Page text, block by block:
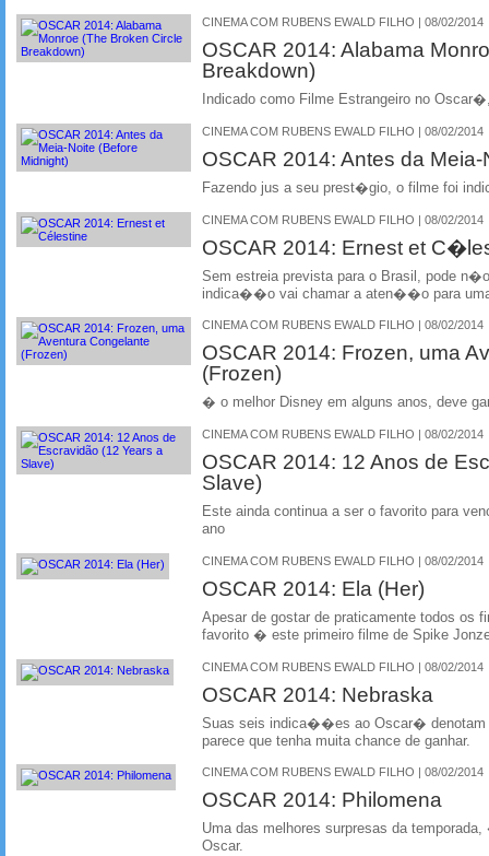
CINEMA COM RUBENS EWALD FILHO | 08/02/2014
OSCAR 2014: Alabama
Breakdown)
Indicado como Filme Estrangeiro no
CINEMA COM RUBENS EWALD FILHO | 08/02/2014
OSCAR 2014: Antes da
Fazendo jus a seu prest�gio, o filme foi
CINEMA COM RUBENS EWALD FILHO | 08/02/2014
OSCAR 2014: Ernest et
Sem estreia prevista para o Brasil, pode
indica��o vai chamar a aten��o para
CINEMA COM RUBENS EWALD FILHO | 08/02/2014
OSCAR 2014: Frozen, uma
(Frozen)
� o melhor Disney em alguns anos, deve
CINEMA COM RUBENS EWALD FILHO | 08/02/2014
OSCAR 2014: 12 Anos de
Slave)
Este ainda continua a ser o favorito para
ano
CINEMA COM RUBENS EWALD FILHO | 08/02/2014
OSCAR 2014: Ela (Her)
Apesar de gostar de praticamente todos os
favorito � este primeiro filme de Spike
CINEMA COM RUBENS EWALD FILHO | 08/02/2014
OSCAR 2014: Nebraska
Suas seis indica��es ao Oscar� denotam
parece que tenha muita chance de ganhar.
CINEMA COM RUBENS EWALD FILHO | 08/02/2014
OSCAR 2014: Philomena
Uma das melhores surpresas da
Oscar.